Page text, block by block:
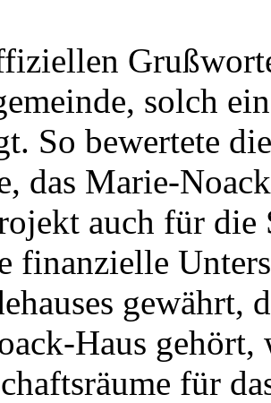
solch
So bewertete
das Marie-
auch für die
finanzielle
gewährt,
Haus gehört,
für